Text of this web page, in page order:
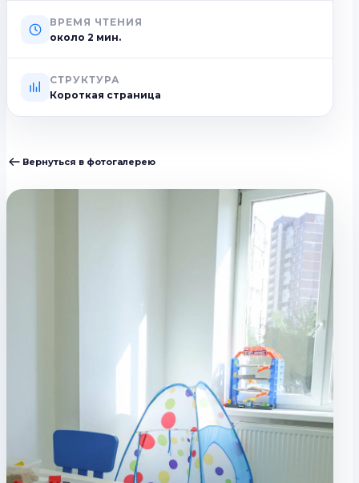
ВРЕМЯ ЧТЕНИЯ
около 2 мин.
СТРУКТУРА
Короткая страница
Вернуться в фотогалерею